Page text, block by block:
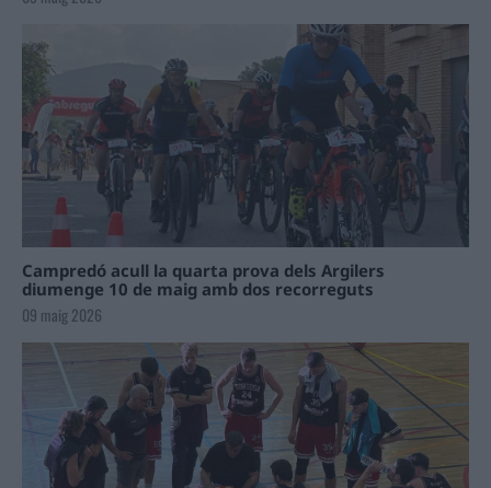
Campredó acull la quarta prova dels Argilers
diumenge 10 de maig amb dos recorreguts
09 maig 2026